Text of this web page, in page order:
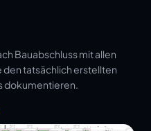
Bauabschluss mit allen
den tatsächlich erstellten
dokumentieren.